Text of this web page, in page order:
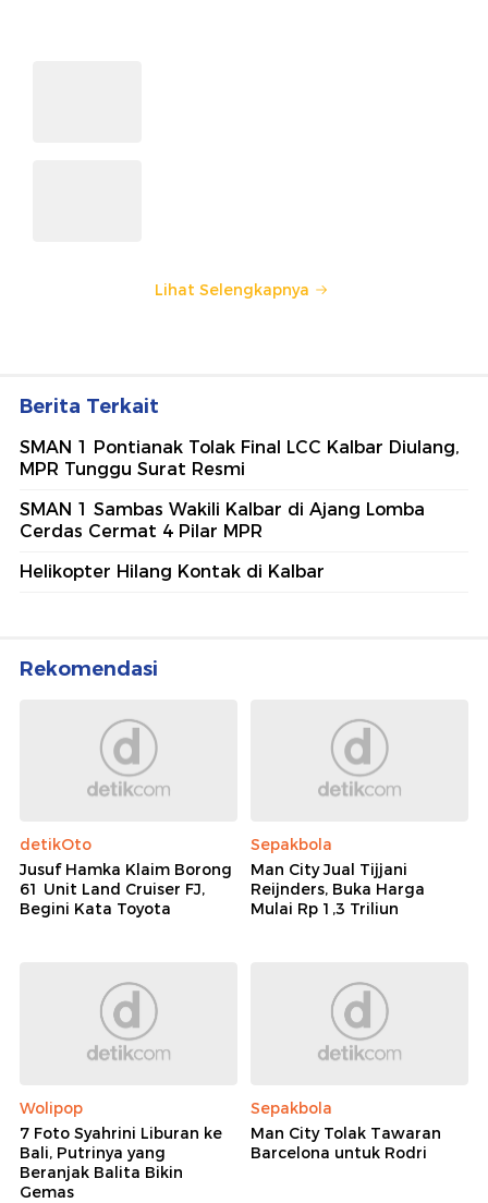
Lihat Selengkapnya
Berita Terkait
SMAN 1 Pontianak Tolak Final LCC Kalbar Diulang,
MPR Tunggu Surat Resmi
SMAN 1 Sambas Wakili Kalbar di Ajang Lomba
Cerdas Cermat 4 Pilar MPR
Helikopter Hilang Kontak di Kalbar
Rekomendasi
detikOto
Jusuf Hamka Klaim Borong
61 Unit Land Cruiser FJ,
Begini Kata Toyota
Sepakbola
Man City Jual Tijjani
Reijnders, Buka Harga
Mulai Rp 1,3 Triliun
Wolipop
7 Foto Syahrini Liburan ke
Bali, Putrinya yang
Beranjak Balita Bikin
Gemas
Sepakbola
Man City Tolak Tawaran
Barcelona untuk Rodri